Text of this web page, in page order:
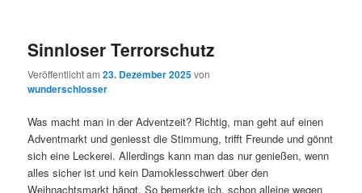
Sinnloser Terrorschutz
Veröffentlicht am23. Dezember 2025von
wunderschlosser
Was macht man in der Adventzeit? Richtig, man geht auf einen
Adventmarkt und geniesst die Stimmung, trifft Freunde und gönnt
sich eine Leckerei. Allerdings kann man das nur genießen, wenn
alles sicher ist und kein Damoklesschwert über den
Weihnachtsmarkt hängt. So bemerkte ich, schon alleine wegen